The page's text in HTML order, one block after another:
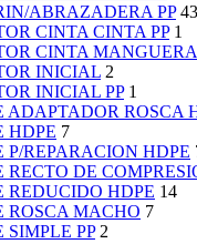
ABRAZADERA PP 43
CINTA CINTA PP 1
CINTA MANGUERA
INICIAL 2
INICIAL PP 1
ADAPTADOR ROSCA
HDPE 7
P/REPARACION HDPE
RECTO DE
REDUCIDO HDPE 14
ROSCA MACHO 7
SIMPLE PP 2